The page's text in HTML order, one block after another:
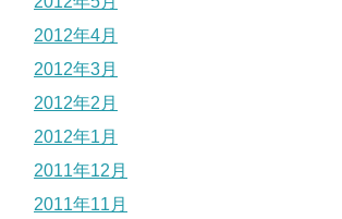
2012年4月
2012年3月
2012年2月
2012年1月
2011年12月
2011年11月